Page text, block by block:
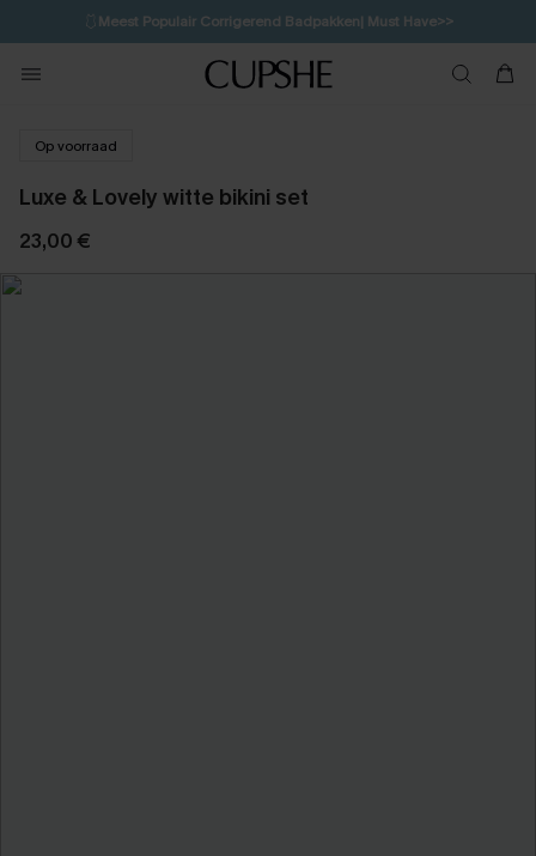
🩱Meest Populair Corrigerend Badpakken| Must Have>>
💌Abonneer je & ontvang tot 15% korting>>
Koop 3, krijg 15% korting | CODE: SW15
Op voorraad
Luxe & Lovely witte bikini set
23,00 €